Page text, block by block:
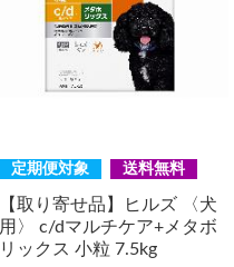
定期便対象 送料無料
【取り寄せ品】ヒルズ 〈犬
用〉 c/dマルチケア+メタボ
リックス 小粒 7.5kg